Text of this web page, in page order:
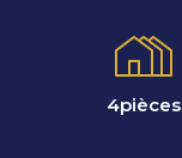
4pièces